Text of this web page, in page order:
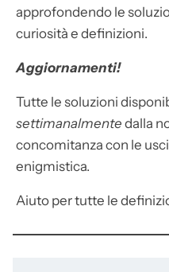
approfondendo le
curiosità e definizioni.
Aggiornamenti!
Tutte le soluzioni
settimanalmente dalla
concomitanza con le
enigmistica.
Aiuto per tutte le